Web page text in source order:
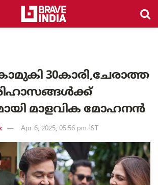
30കാരി,ചേരാത്ത
മാളവിക മോഹനൻ
Apr 6, 2025, 05:56 pm IST